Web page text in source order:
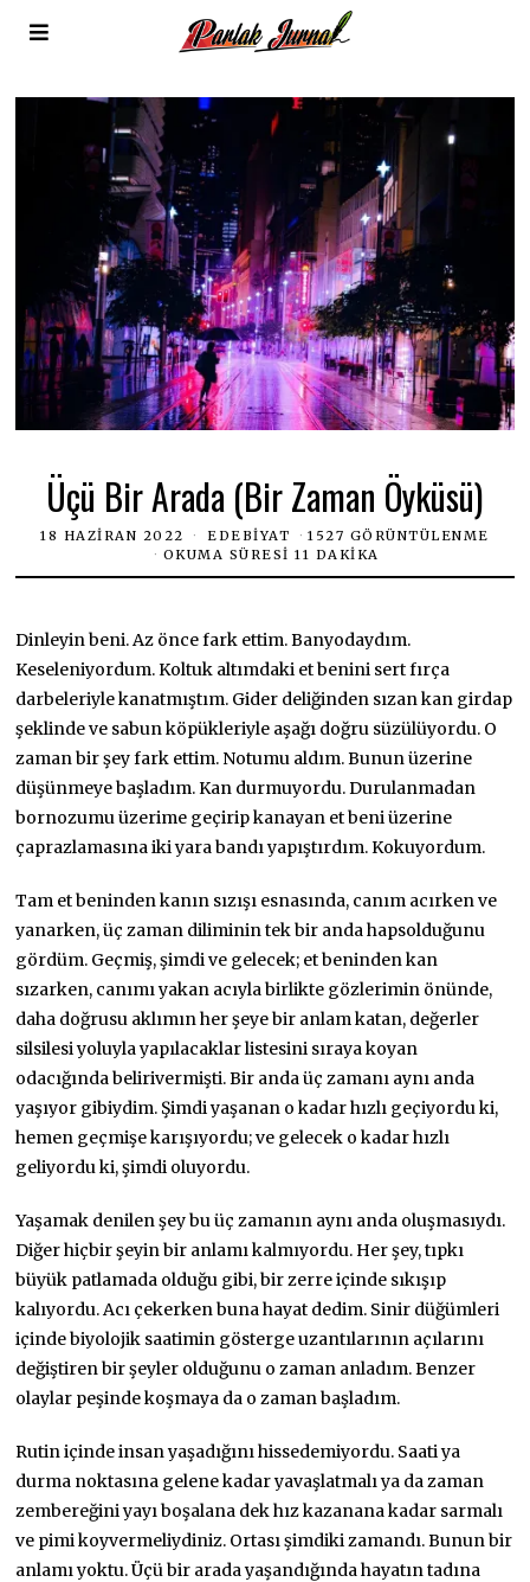
Üçü Bir Arada (Bir Zaman Öyküsü)
18 HAZIRAN 2022 EDEBIYAT
1527 GÖRÜNTÜLENME
OKUMA SÜRESI 11 DAKIKA
Dinleyin beni. Az önce fark ettim. Banyodaydım.
Keseleniyordum. Koltuk altımdaki et benini sert fırça
darbeleriyle kanatmıştım. Gider deliğinden sızan kan girdap
şeklinde ve sabun köpükleriyle aşağı doğru süzülüyordu. O
zaman bir şey fark ettim. Notumu aldım. Bunun üzerine
düşünmeye başladım. Kan durmuyordu. Durulanmadan
bornozumu üzerime geçirip kanayan et beni üzerine
çaprazlamasına iki yara bandı yapıştırdım. Kokuyordum.
Tam et beninden kanın sızışı esnasında, canım acırken ve
yanarken, üç zaman diliminin tek bir anda hapsolduğunu
gördüm. Geçmiş, şimdi ve gelecek; et beninden kan
sızarken, canımı yakan acıyla birlikte gözlerimin önünde,
daha doğrusu aklımın her şeye bir anlam katan, değerler
silsilesi yoluyla yapılacaklar listesini sıraya koyan
odacığında belirivermişti. Bir anda üç zamanı aynı anda
yaşıyor gibiydim. Şimdi yaşanan o kadar hızlı geçiyordu ki,
hemen geçmişe karışıyordu; ve gelecek o kadar hızlı
geliyordu ki, şimdi oluyordu.
Yaşamak denilen şey bu üç zamanın aynı anda oluşmasıydı.
Diğer hiçbir şeyin bir anlamı kalmıyordu. Her şey, tıpkı
büyük patlamada olduğu gibi, bir zerre içinde sıkışıp
kalıyordu. Acı çekerken buna hayat dedim. Sinir düğümleri
içinde biyolojik saatimin gösterge uzantılarının açılarını
değiştiren bir şeyler olduğunu o zaman anladım. Benzer
olaylar peşinde koşmaya da o zaman başladım.
Rutin içinde insan yaşadığını hissedemiyordu. Saati ya
durma noktasına gelene kadar yavaşlatmalı ya da zaman
zembereğini yayı boşalana dek hız kazanana kadar sarmalı
ve pimi koyvermeliydiniz. Ortası şimdiki zamandı. Bunun bir
anlamı yoktu. Üçü bir arada yaşandığında hayatın tadına